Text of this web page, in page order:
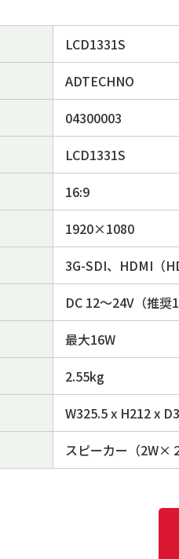
LCD1331S
ADTECHNO
04300003
LCD1331S
16:9
1920×1080
3G-SDI、HDMI（
DC 12～24V（推奨
最大16W
2.55kg
W325.5 x H212 x
スピーカー（2W×